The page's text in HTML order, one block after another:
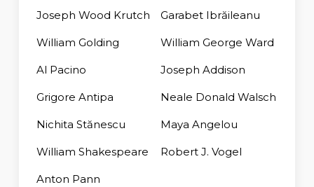
Joseph Wood Krutch Garabet Ibrăileanu
William Golding William George Ward
Al Pacino Joseph Addison
Grigore Antipa Neale Donald Walsch
Nichita Stănescu Maya Angelou
William Shakespeare Robert J. Vogel
Anton Pann